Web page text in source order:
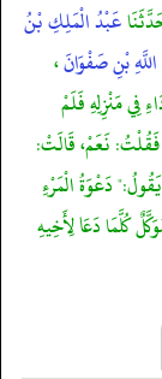
عَبْدُ الْمَلِكِ بْنُ
بْنِ صَفْوَانَ،
فِي مَنْزِلِهِ فَلَمْ
فَقُلْتُ: نَعَمْ، قَالَتْ:
دَعْوَةُ الْمَرْءِ
كُلَّمَا دَعَا لِأَخِيهِ